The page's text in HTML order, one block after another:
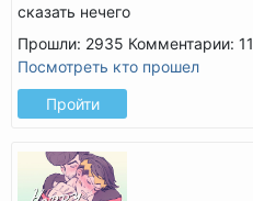
сказать нечего
Прошли: 2935 Комментарии: 11
Посмотреть кто прошел
Пройти